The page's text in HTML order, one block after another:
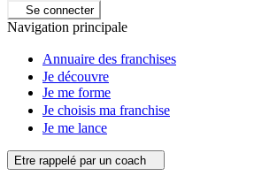
Se connecter
Navigation principale
Annuaire des franchises
Je découvre
Je me forme
Je choisis ma franchise
Je me lance
Etre rappelé par un coach